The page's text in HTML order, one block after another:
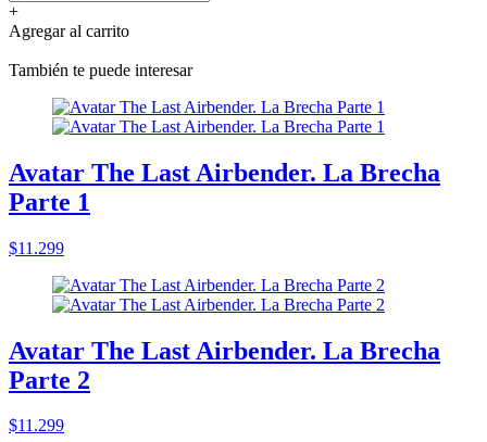
+
Agregar al carrito
También te puede interesar
Avatar The Last Airbender. La Brecha
Parte 1
$11.299
Avatar The Last Airbender. La Brecha
Parte 2
$11.299